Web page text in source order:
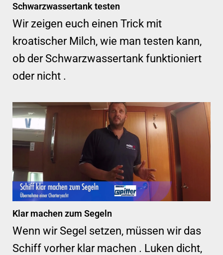
Schwarzwassertank testen
Wir zeigen euch einen Trick mit
kroatischer Milch, wie man testen kann,
ob der Schwarzwassertank funktioniert
oder nicht .
Klar machen zum Segeln
Wenn wir Segel setzen, müssen wir das
Schiff vorher klar machen . Luken dicht,